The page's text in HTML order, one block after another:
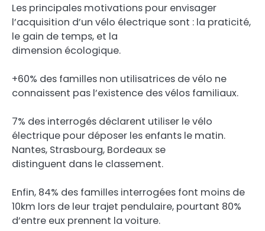
Les principales motivations pour envisager
l’acquisition d’un vélo électrique sont : la praticité,
le gain de temps, et la
dimension écologique.
+60% des familles non utilisatrices de vélo ne
connaissent pas l’existence des vélos familiaux.
7% des interrogés déclarent utiliser le vélo
électrique pour déposer les enfants le matin.
Nantes, Strasbourg, Bordeaux se
distinguent dans le classement.
Enfin, 84% des familles interrogées font moins de
10km lors de leur trajet pendulaire, pourtant 80%
d’entre eux prennent la voiture.